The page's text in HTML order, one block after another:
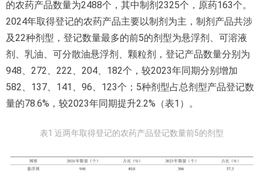
的农药产品数量为2488个，其中制剂2325个，原药163个。
2024年取得登记的农药产品主要以制剂为主，制剂产品共涉
及22种剂型，登记数量最多的前5的剂型为悬浮剂、可溶液
剂、乳油、可分散油悬浮剂、颗粒剂，登记产品数量分别为
948、272、222、204、182个，较2023年同期分别增加
582、137、141、96、123个；5种剂型占总剂型产品登记数
量的78.6%，较2023年同期提升2.2%（表1）。
表1 近两年取得登记的农药产品登记数量前5的剂型